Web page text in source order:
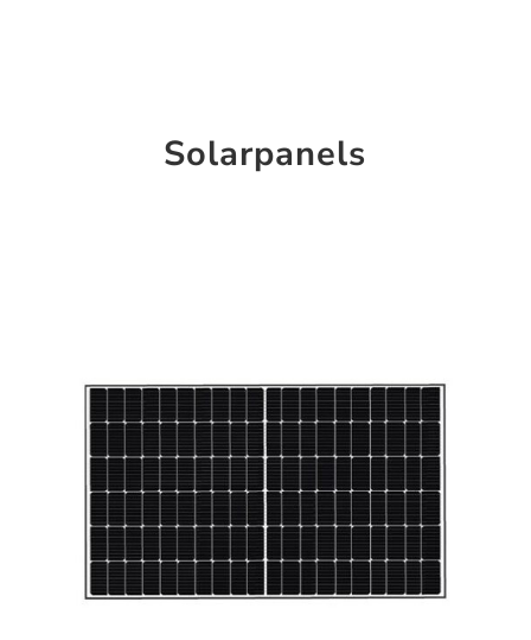
Solarpanels